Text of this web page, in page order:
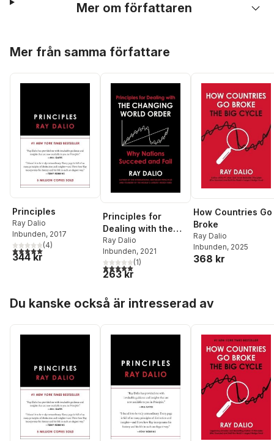
Mer om författaren
Mer från samma författare
Principles
Ray Dalio
Inbunden, 2017
5,0utav 5 stjärnor. Totalt antal röster:
(4)
344 kr
Principles for
Dealing with the
Changing World
Order
Ray Dalio
Inbunden, 2021
5,0utav 5 stjärnor. Totalt antal röster:
(1)
263 kr
How Countries Go
Broke
Ray Dalio
Inbunden, 2025
368 kr
Du kanske också är intresserad av